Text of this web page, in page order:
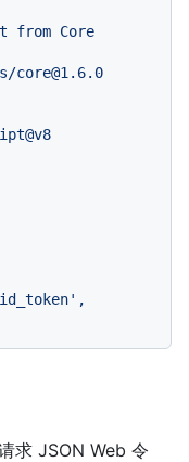
from Core
core@1.6.0
求 JSON Web 令